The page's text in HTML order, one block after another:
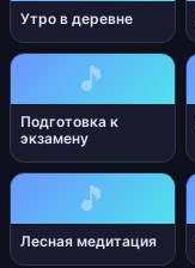
Утро в деревне
🎵
Подготовка к
экзамену
🎵
Лесная медитация